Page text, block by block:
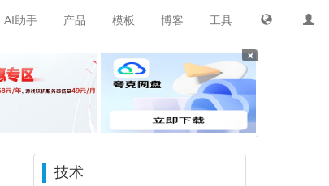
工具
博客
模板
产品
AI助手
×
技术